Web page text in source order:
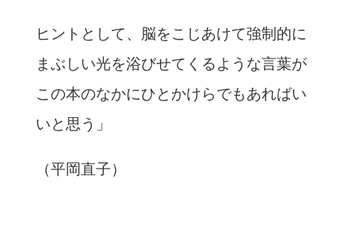
ヒントとして、脳をこじあけて強制的に
まぶしい光を浴びせてくるような言葉が
この本のなかにひとかけらでもあればい
いと思う」
（平岡直子）